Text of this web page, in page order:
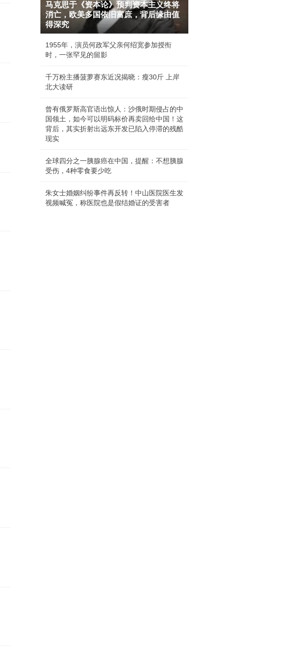
1
2
马克思于《资本论》预判资本主义终将
消亡，欧美多国依旧富庶，背后缘由值
得深究
1955年，演员何政军父亲何绍宽参加授衔
时，一张罕见的留影
千万粉主播菠萝赛东近况揭晓：瘦30斤 上岸
北大读研
曾有俄罗斯高官语出惊人：沙俄时期侵占的中
国领土，如今可以明码标价再卖回给中国！这
背后，其实折射出远东开发已陷入停滞的残酷
现实
全球四分之一胰腺癌在中国，提醒：不想胰腺
受伤，4种零食要少吃
朱女士婚姻纠纷事件再反转！中山医院医生发
视频喊冤，称医院也是假结婚证的受害者